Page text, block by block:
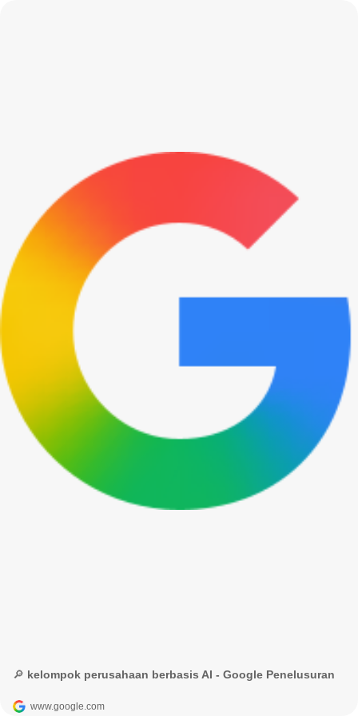
🔎 kelompok perusahaan berbasis AI - Google Penelusuran
www.google.com